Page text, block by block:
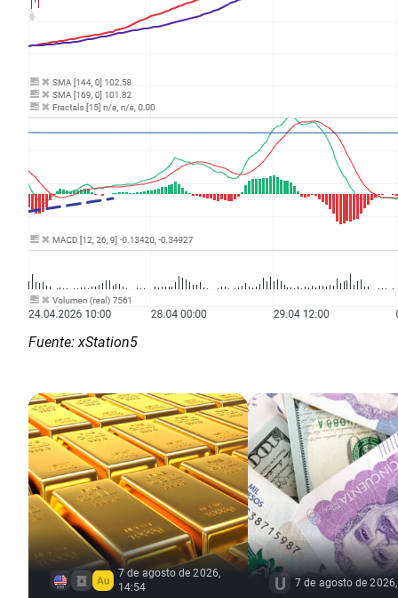
Fuente: xStation5
7 de agosto de 2026,
14:54
7 de agosto de